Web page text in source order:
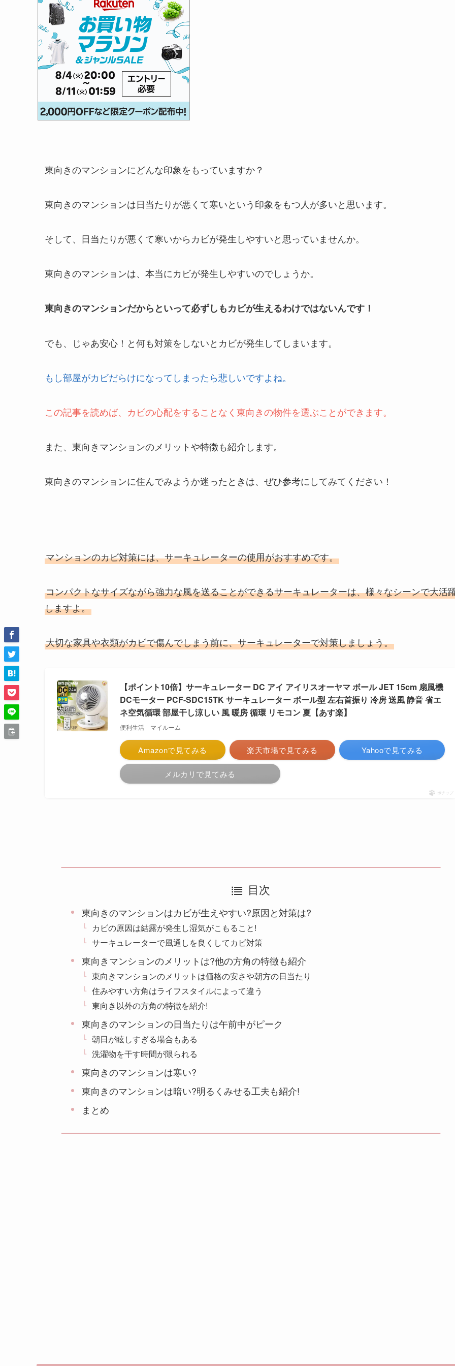
東向きのマンションにどんな印象をもっていますか？
東向きのマンションは日当たりが悪くて寒いという印象をもつ人が多いと思います。
そして、日当たりが悪くて寒いからカビが発生しやすいと思っていませんか。
東向きのマンションは、本当にカビが発生しやすいのでしょうか。
東向きのマンションだからといって必ずしもカビが生えるわけではないんです！
でも、 じゃあ安心！と何も対策をしないとカビが発生してしまいます。
もし部屋がカビだらけになってしまったら悲しいですよね。
この記事を読めば、カビの心配をすることなく東向きの物件を選ぶことができます。
また、東向きマンションのメリットや特徴も紹介します。
東向きのマンションに住んでみようか迷ったときは、ぜひ参考にしてみてください！
マンションのカビ対策には、サーキュレーターの使用がおすすめです。
コンパクトなサイズながら強力な風を送ることができるサーキュレーターは、様々なシーンで大活
しますよ。
大切な家具や衣類がカビで傷んでしまう前に、サーキュレーターで対策しましょう。
【ポイント10倍】サーキュレーター DC アイ アイリスオーヤマ ボール JET 15cm 扇風機
DCモーター PCF-SDC15TK サーキュレーター ボール型 左右首振り 冷房 送風 静音 省エ
ネ空気循環 部屋干し涼しい 風 暖房 循環 リモコン 夏【あす楽】
便利生活 マイルーム
Amazonで見てみる 楽天市場で見てみる Yahooで見てみる
メルカリで見てみる
ポチップ
目次
東向きのマンションはカビが生えやすい?原因と対策は?
カビの原因は結露が発生し湿気がこもること!
サーキュレーターで風通しを良くしてカビ対策
東向きマンションのメリットは?他の方角の特徴も紹介
東向きマンションのメリットは価格の安さや朝方の日当たり
住みやすい方角はライフスタイルによって違う
東向き以外の方角の特徴を紹介!
東向きのマンションの日当たりは午前中がピーク
朝日が眩しすぎる場合もある
洗濯物を干す時間が限られる
東向きのマンションは寒い?
東向きのマンションは暗い?明るくみせる工夫も紹介!
まとめ